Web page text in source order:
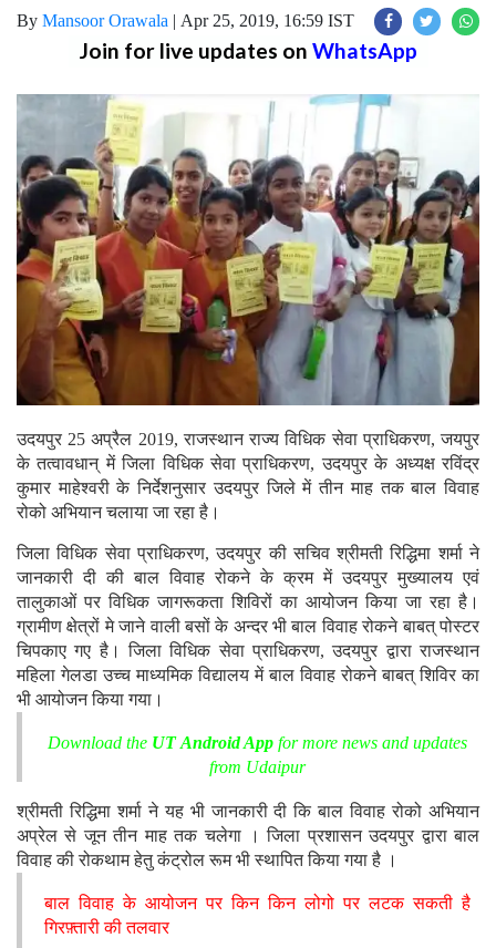
By Mansoor Orawala | Apr 25, 2019, 16:59 IST
Join for live updates on WhatsApp
उदयपुर 25 अप्रैल 2019, राजस्थान राज्य विधिक सेवा प्राधिकरण, जयपुर
के तत्वावधान् में जिला विधिक सेवा प्राधिकरण, उदयपुर के अध्यक्ष रविंद्र
कुमार माहेश्वरी के निर्देशनुसार उदयपुर जिले में तीन माह तक बाल विवाह
रोको अभियान चलाया जा रहा है।
जिला विधिक सेवा प्राधिकरण, उदयपुर की सचिव श्रीमती रिद्धिमा शर्मा ने
जानकारी दी की बाल विवाह रोकने के क्रम में उदयपुर मुख्यालय एवं
तालुकाओं पर विधिक जागरूकता शिविरों का आयोजन किया जा रहा है।
ग्रामीण क्षेत्रों मे जाने वाली बसों के अन्दर भी बाल विवाह रोकने बाबत् पोस्टर
चिपकाए गए है। जिला विधिक सेवा प्राधिकरण, उदयपुर द्वारा राजस्थान
महिला गेलडा उच्च माध्यमिक विद्यालय में बाल विवाह रोकने बाबत् शिविर का
भी आयोजन किया गया।
Download the UT Android App for more news and updates
from Udaipur
श्रीमती रिद्धिमा शर्मा ने यह भी जानकारी दी कि बाल विवाह रोको अभियान
अप्रेल से जून तीन माह तक चलेगा । जिला प्रशासन उदयपुर द्वारा बाल
विवाह की रोकथाम हेतु कंट्रोल रूम भी स्थापित किया गया है ।
बाल विवाह के आयोजन पर किन किन लोगो पर लटक सकती है
गिरफ़्तारी की तलवार